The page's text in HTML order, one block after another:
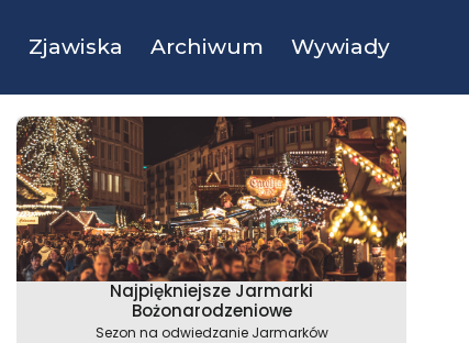
Zjawiska Archiwum Wywiady
Najpiękniejsze Jarmarki
Bożonarodzeniowe
Sezon na odwiedzanie Jarmarków